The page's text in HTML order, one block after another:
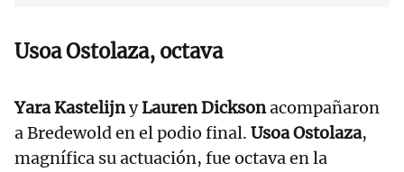
Usoa Ostolaza, octava
Yara KastelijnyLauren Dicksonacompañaron
a Bredewold en el podio final. Usoa Ostolaza,
magnífica su actuación, fue octava en la